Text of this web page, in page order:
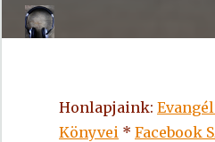
Honlapjaink:
Könyvei * Facebook